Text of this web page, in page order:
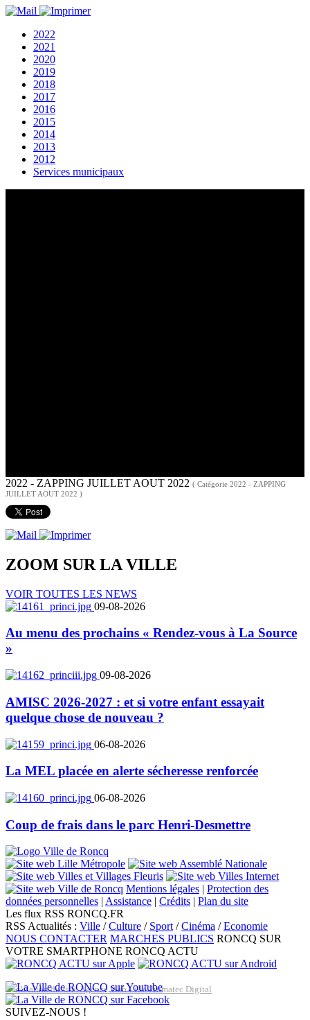
2022
2021
2020
2019
2018
2017
2016
2015
2014
2013
2012
Services municipaux
2022 - ZAPPING JUILLET AOUT 2022 ( Catégorie 2022 - ZAPPING
JUILLET AOUT 2022 )
ZOOM SUR LA VILLE
VOIR TOUTES LES NEWS
09-08-2026
Au menu des prochains « Rendez-vous à La Source
»
09-08-2026
AMISC 2026-2027 : et si votre enfant essayait
quelque chose de nouveau ?
06-08-2026
La MEL placée en alerte sécheresse renforcée
06-08-2026
Coup de frais dans le parc Henri-Desmettre
Mentions légales | Protection des
données personnelles | Assistance | Crédits | Plan du site
Les flux RSS RONCQ.FR
RSS Actualités : Ville /Culture / Sport/Cinéma /Economie
NOUS CONTACTER MARCHES PUBLICS RONCQ SUR
VOTRE SMARTPHONE RONCQ ACTU
Réalisation du site: Agence Web Lille Promatec Digital
SUIVEZ-NOUS !